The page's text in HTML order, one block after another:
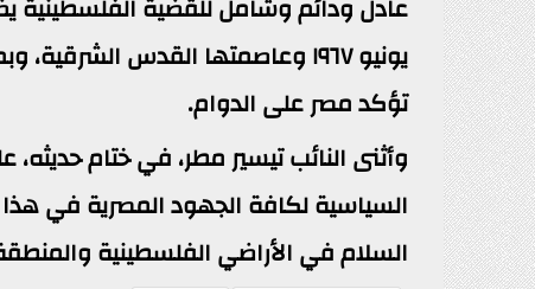
يونيو ١٩٦٧ وعاصمتها القدس
تؤكد مصر على الدوام.
وأثنى النائب تيسير مطر، في ختام حديثه،
السياسية لكافة الجهود المصرية في
السلام في الأراضي الفلسطينية